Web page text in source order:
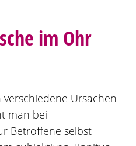
im Ohr
Ursachen
man bei
Betroffene selbst